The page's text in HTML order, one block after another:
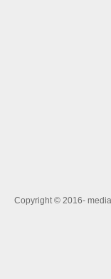
Copyright © 2016-